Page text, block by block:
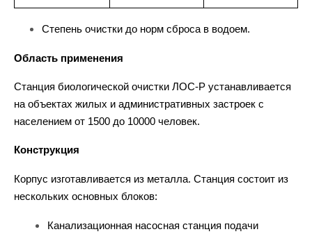
Степень очистки до норм сброса в водоем.
Область применения
Станция биологической очистки ЛОС-Р устанавливается
на объектах жилых и административных застроек с
населением от 1500 до 10000 человек.
Конструкция
Корпус изготавливается из металла. Станция состоит из
нескольких основных блоков:
Канализационная насосная станция подачи